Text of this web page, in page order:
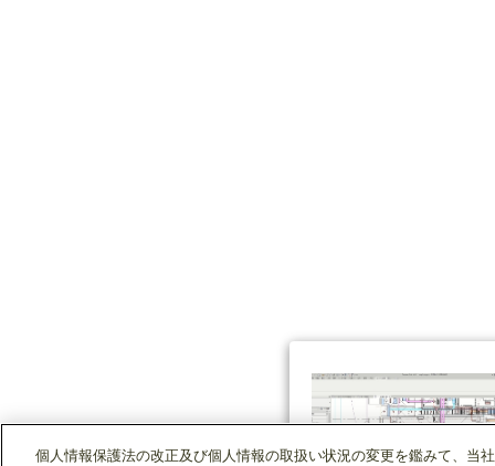
個人情報保護法の改正及び個人情報の取扱い状況の変更を鑑みて、当